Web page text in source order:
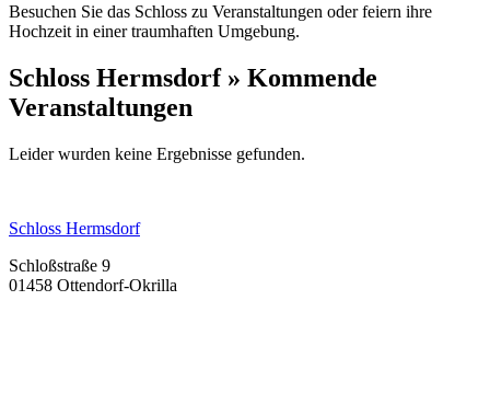
Besuchen Sie das Schloss zu Veranstaltungen oder feiern ihre
Hochzeit in einer traumhaften Umgebung.
Schloss Hermsdorf » Kommende
Veranstaltungen
Leider wurden keine Ergebnisse gefunden.
Schloss Hermsdorf
Schloßstraße 9
01458 Ottendorf-Okrilla